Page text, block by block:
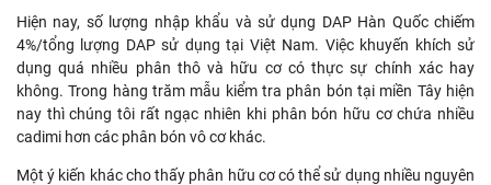
Hiện nay, số lượng nhập khẩu và sử dụng DAP Hàn Quốc chiếm
4%/tổng lượng DAP sử dụng tại Việt Nam. Việc khuyến khích sử
dụng quá nhiều phân thô và hữu cơ có thực sự chính xác hay
không. Trong hàng trăm mẫu kiểm tra phân bón tại miền Tây hiện
nay thì chúng tôi rất ngạc nhiên khi phân bón hữu cơ chứa nhiều
cadimi hơn các phân bón vô cơ khác.
Một ý kiến khác cho thấy phân hữu cơ có thể sử dụng nhiều nguyên